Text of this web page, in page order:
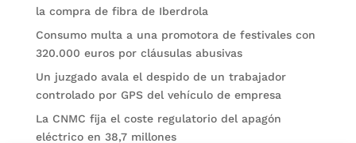
la compra de fibra de Iberdrola
Consumo multa a una promotora de festivales con
320.000 euros por cláusulas abusivas
Un juzgado avala el despido de un trabajador
controlado por GPS del vehículo de empresa
La CNMC fija el coste regulatorio del apagón
eléctrico en 38,7 millones